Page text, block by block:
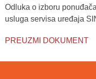
Odluka o izboru
usluga servisa uređaja
PREUZMI DOKUMENT